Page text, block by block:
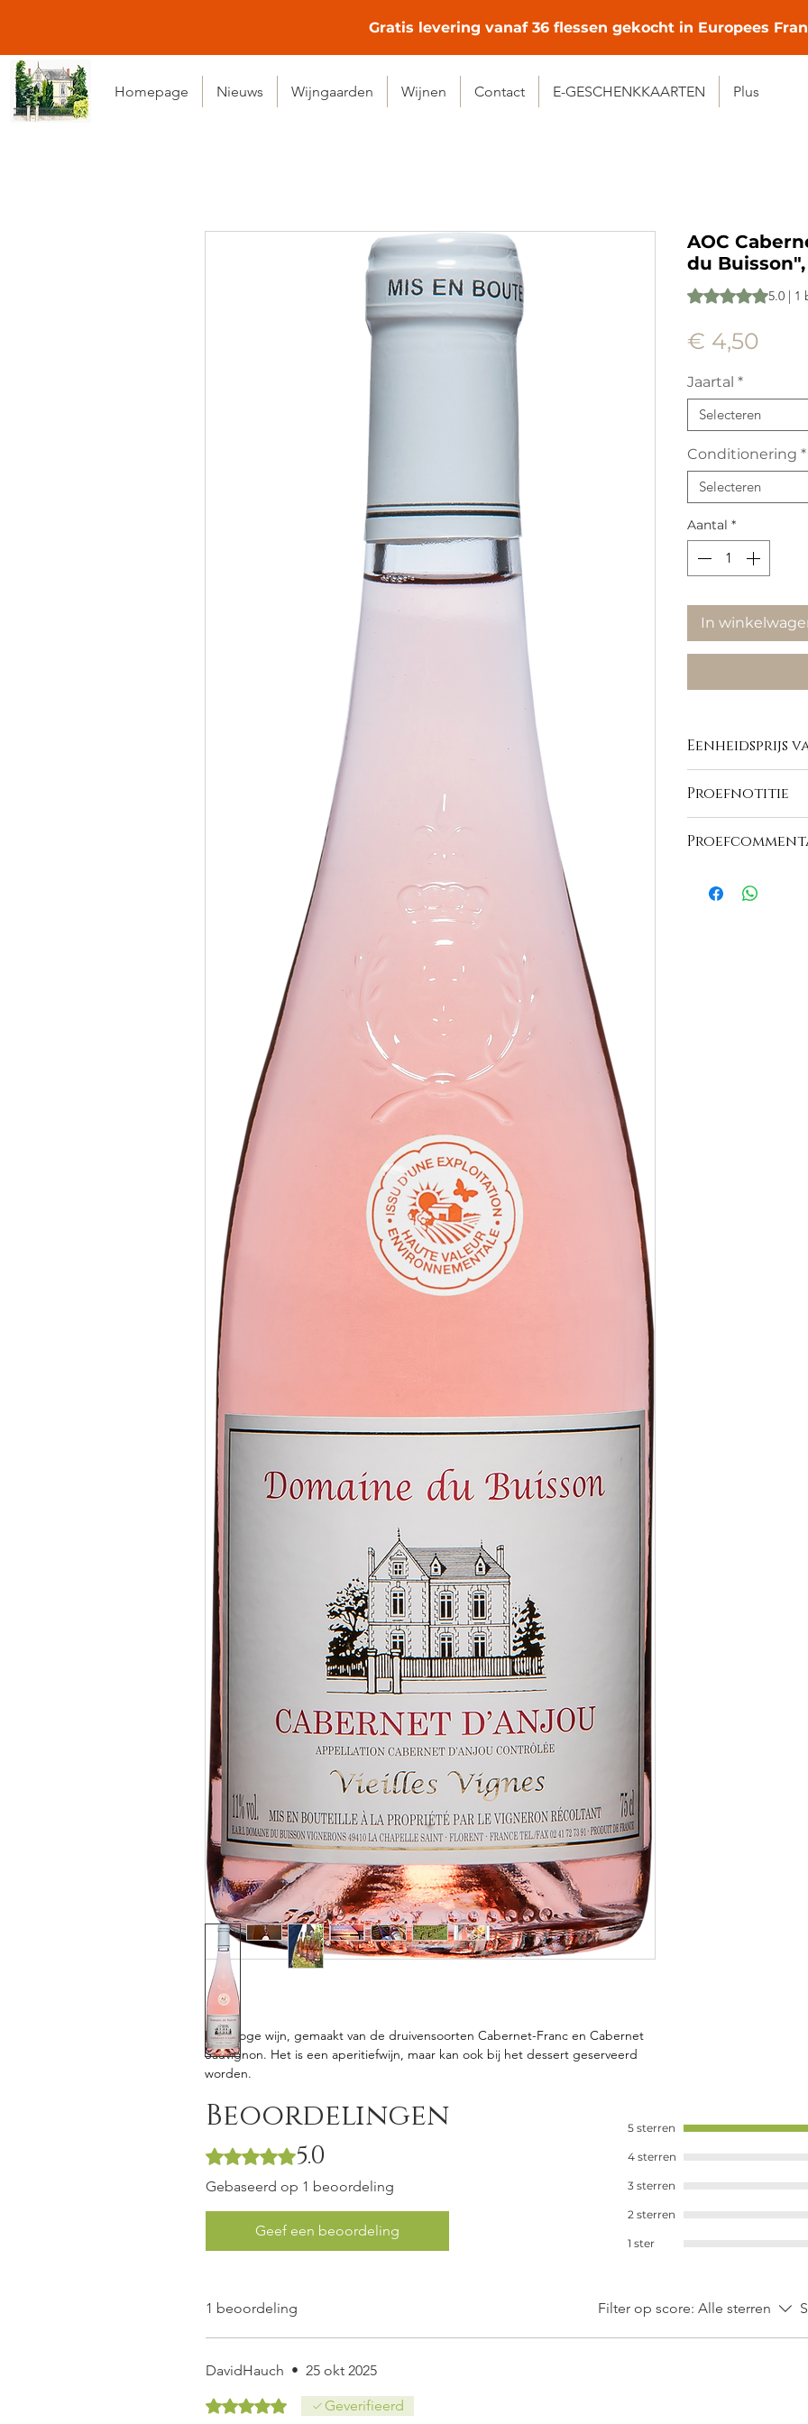
Gratis levering vanaf 36 flessen gekocht in Europees
Homepage Nieuws Wijngaarden Wijnen Contact E-GESCHENKKAARTEN Plus
Halfdroge wijn, gemaakt van de druivensoorten Cabernet-Franc en Cabernet
Sauvignon. Het is een aperitiefwijn, maar kan ook bij het dessert geserveerd
worden.
AOC
du
Waardering is 5.0
5.0 | 1
€ 4,50
Jaartal *
Selecteren
Conditionering *
Selecteren
Aantal *
In
Eenheidsprijs
Proefnotitie
een mooie
Beoordelingen
Beoordeeld met 5 uit 5 sterren.
5.0
Gebaseerd op 1 beoordeling
Geef een beoordeling
5 sterren
4 sterren
3 sterren
2 sterren
1 ster
1 beoordeling Filter op score: Alle sterren
DavidHauch • 25 okt 2025
Beoordeeld met 5 uit 5 sterren.
Geverifieerd